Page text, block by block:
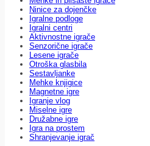
Ninice za dojenčke
Igralne podloge
Igralni centri
Aktivnostne igrače
Senzorične igrače
Lesene igrače
Otroška glasbila
Sestavljanke
Mehke knjigice
Magnetne igre
Igranje vlog
Miselne igre
Družabne igre
Igra na prostem
Shranjevanje igrač